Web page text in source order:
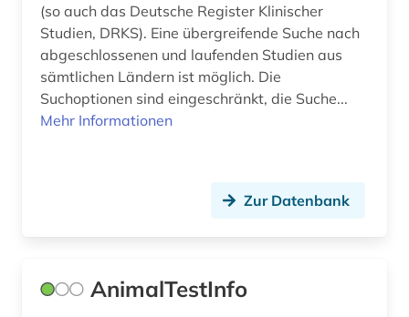
(so auch das Deutsche Register Klinischer
Studien, DRKS). Eine übergreifende Suche nach
abgeschlossenen und laufenden Studien aus
sämtlichen Ländern ist möglich. Die
Suchoptionen sind eingeschränkt, die Suche...
Mehr Informationen
Zur Datenbank
AnimalTestInfo